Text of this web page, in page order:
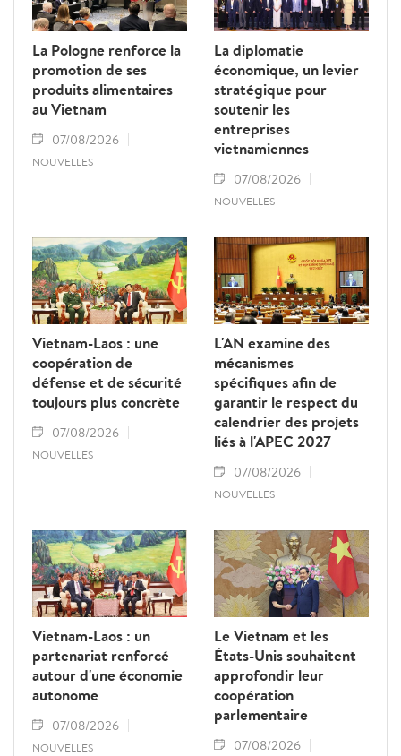
La Pologne renforce la
promotion de ses
produits alimentaires
au Vietnam
07/08/2026
NOUVELLES
La diplomatie
économique, un levier
stratégique pour
soutenir les
entreprises
vietnamiennes
07/08/2026
NOUVELLES
Vietnam-Laos : une
coopération de
défense et de sécurité
toujours plus concrète
07/08/2026
NOUVELLES
L'AN examine des
mécanismes
spécifiques afin de
garantir le respect du
calendrier des projets
liés à l'APEC 2027
07/08/2026
NOUVELLES
Vietnam-Laos : un
partenariat renforcé
autour d'une économie
autonome
07/08/2026
NOUVELLES
Le Vietnam et les
États-Unis souhaitent
approfondir leur
coopération
parlementaire
07/08/2026